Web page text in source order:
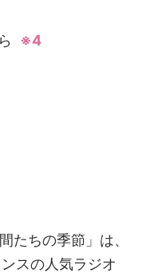
※4
たちの季節」は、
スの人気ラジオ